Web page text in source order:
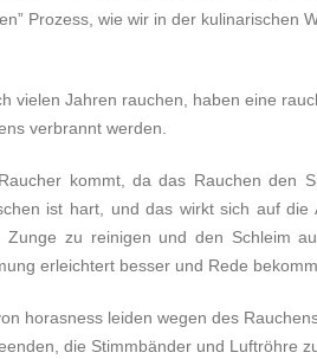
Prozess, wie wir in der kulinarischen
vielen Jahren rauchen, haben eine
verbrannt werden.
kommt, da das Rauchen den
ist hart, und das wirkt sich auf die
Zunge zu reinigen und den Schleim
erleichtert besser und Rede
horasness leiden wegen des
die Stimmbänder und Luftröhre